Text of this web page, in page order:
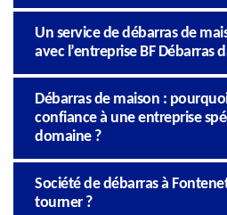
Un service de débarras de
avec l’entreprise BF Débarras
Débarras de maison :
confiance à une entreprise
domaine ?
Société de débarras à
tourner ?